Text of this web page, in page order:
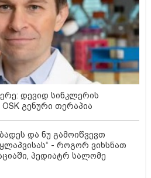
დევიდ სინკლერის
გენური თერაპია
და ნუ გამოიწვევთ
- როგორ ვიხსნათ
პედიატრ სალომე